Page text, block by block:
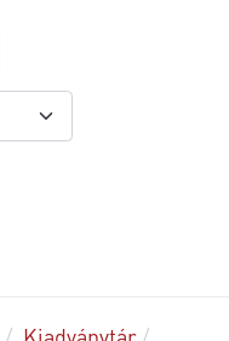
Kiadványtár